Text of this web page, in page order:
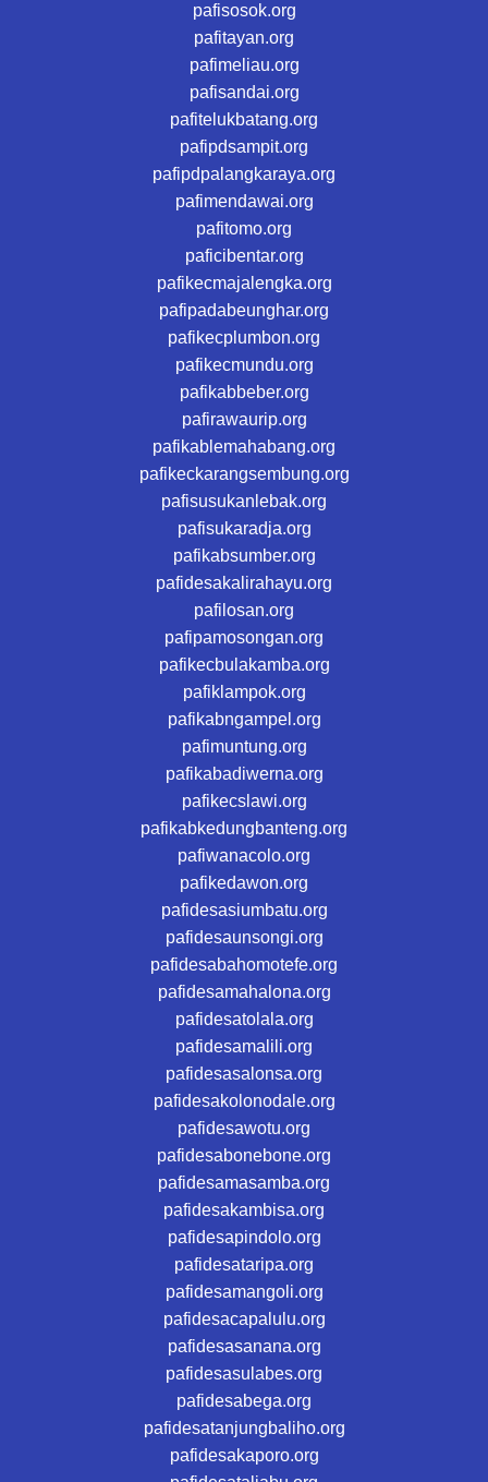
pafisosok.org
pafitayan.org
pafimeliau.org
pafisandai.org
pafitelukbatang.org
pafipdsampit.org
pafipdpalangkaraya.org
pafimendawai.org
pafitomo.org
paficibentar.org
pafikecmajalengka.org
pafipadabeunghar.org
pafikecplumbon.org
pafikecmundu.org
pafikabbeber.org
pafirawaurip.org
pafikablemahabang.org
pafikeckarangsembung.org
pafisusukanlebak.org
pafisukaradja.org
pafikabsumber.org
pafidesakalirahayu.org
pafilosan.org
pafipamosongan.org
pafikecbulakamba.org
pafiklampok.org
pafikabngampel.org
pafimuntung.org
pafikabadiwerna.org
pafikecslawi.org
pafikabkedungbanteng.org
pafiwanacolo.org
pafikedawon.org
pafidesasiumbatu.org
pafidesaunsongi.org
pafidesabahomotefe.org
pafidesamahalona.org
pafidesatolala.org
pafidesamalili.org
pafidesasalonsa.org
pafidesakolonodale.org
pafidesawotu.org
pafidesabonebone.org
pafidesamasamba.org
pafidesakambisa.org
pafidesapindolo.org
pafidesataripa.org
pafidesamangoli.org
pafidesacapalulu.org
pafidesasanana.org
pafidesasulabes.org
pafidesabega.org
pafidesatanjungbaliho.org
pafidesakaporo.org